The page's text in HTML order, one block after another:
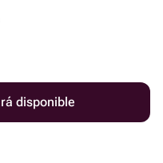
disponible